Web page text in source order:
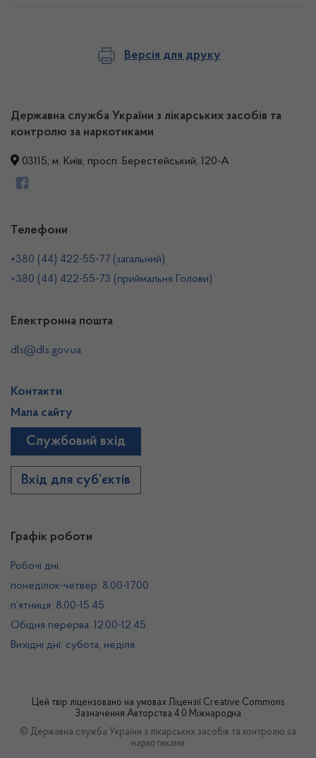
Версія для друку
Державна служба України з лікарських засобів та
контролю за наркотиками
03115, м. Київ, просп. Берестейський, 120-А
Графік роботи
Робочі дні:
понеділок-четвер: 8.00-17.00
п’ятниця: 8.00-15.45
Обідня перерва: 12.00-12.45
Вихідні дні: субота, неділя
Телефони
+380 (44) 422-55-77 (загальний)
+380 (44) 422-55-73 (приймальня Голови)
Електронна пошта
dls@dls.gov.ua
Контакти
Мапа сайту
Службовий вхід
Вхід для суб’єктів
Цей твір ліцензовано на умовах Ліцензії Creative Commons
Зазначення Авторства 4.0 Міжнародна
© Державна служба України з лікарських засобів та контролю за
наркотиками